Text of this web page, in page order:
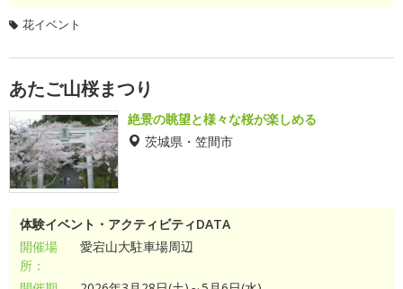
花イベント
あたご山桜まつり
絶景の眺望と様々な桜が楽しめる
茨城県・笠間市
体験イベント・アクティビティDATA
開催場
所：
愛宕山大駐車場周辺